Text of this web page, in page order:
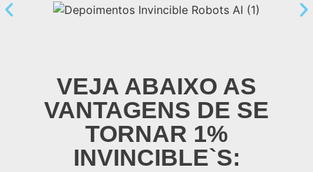
VEJA ABAIXO AS
VANTAGENS DE SE
TORNAR 1%
INVINCIBLE`S: